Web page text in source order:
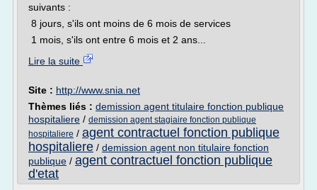
suivants :
8 jours, s'ils ont moins de 6 mois de services
1 mois, s'ils ont entre 6 mois et 2 ans...
Lire la suite
Site : http://www.snia.net
Thèmes liés : demission agent titulaire fonction publique
hospitaliere / demission agent stagiaire fonction publique
hospitaliere / agent contractuel fonction publique
hospitaliere / demission agent non titulaire fonction
publique / agent contractuel fonction publique
d'etat